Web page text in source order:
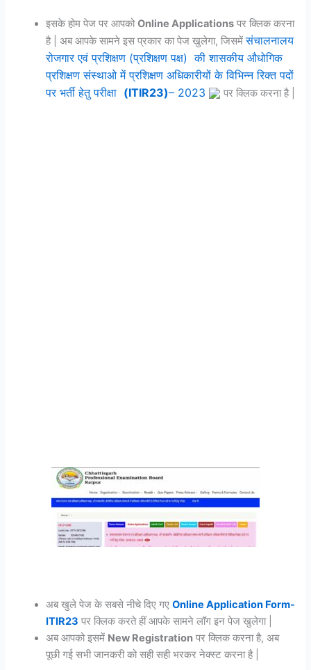
इसके होम पेज पर आपकोOnline Applications पर क्लिक करना
है | अब आपके सामने इस प्रकार का पेज खुलेगा, जिसमेंसंचालनालय
रोजगार एवं प्रशिक्षण (प्रशिक्षण पक्ष) की शासकीय औधोगिक
प्रशिक्षण संस्थाओ में प्रशिक्षण अधिकारीयों के विभिन्न रिक्त पदों
पर भर्ती हेतु परीक्षा (ITIR23)– 2023 पर क्लिक करना है |
अब खुले पेज के सबसे नीचे दिए गएOnline Application Form-
ITIR23 पर क्लिक करते हीं आपके सामने लॉग इन पेज खुलेगा |
अब आपको इसमें New Registration पर क्लिक करना है, अब
पूछी गई सभी जानकरी को सही सही भरकर नेक्स्ट करना है |